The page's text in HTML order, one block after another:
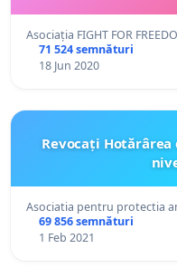
Asociația FIGHT FOR
71 524 semnături
18 Jun 2020
Revocați
Asociatia pentru protectia
69 856 semnături
1 Feb 2021